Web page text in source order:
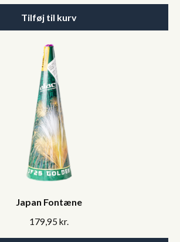
Tilføj til kurv
Japan Fontæne
179,95 kr.